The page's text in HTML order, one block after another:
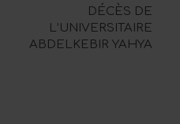
DÉCÈS DE
L’UNIVERSITAIRE
ABDELKEBIR YAHYA